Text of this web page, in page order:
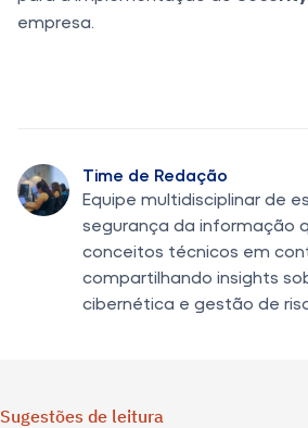
empresa.
Time de Redação
Equipe multidisciplinar de
segurança da informação
conceitos técnicos em
compartilhando insights
cibernética e gestão de
Sugestões de leitura